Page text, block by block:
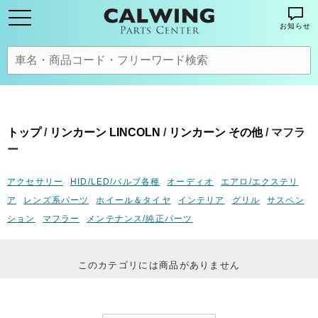
お知らせ
トップ/ リンカーン LINCOLN / リンカーン その他/ マフラ
ー
アクセサリー HID/LED/バルブ各種 オーディオ
エアロ/エクステリ
ア
レンズ系パーツ ホイール＆タイヤ インテリア グリル
サスペン
ション
マフラー メンテナンス/純正パーツ
このカテゴリには商品がありません